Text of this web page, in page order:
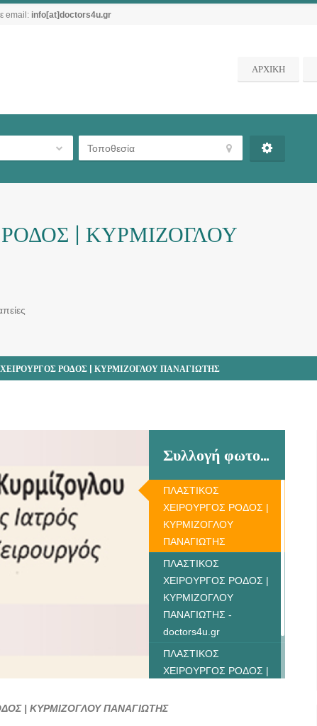
email: info[at]doctors4u.gr
ΑΡΧΙΚΗ
| ΚΥΡΜΙΖΟΓΛΟΥ
ΡΟΔΟΣ | ΚΥΡΜΙΖΟΓΛΟΥ ΠΑΝΑΓΙΩΤΗΣ
Συλλογή φωτογραφιών
ΠΛΑΣΤΙΚΟΣ
ΧΕΙΡΟΥΡΓΟΣ ΡΟΔΟΣ |
ΚΥΡΜΙΖΟΓΛΟΥ
ΠΑΝΑΓΙΩΤΗΣ
ΠΛΑΣΤΙΚΟΣ
ΧΕΙΡΟΥΡΓΟΣ ΡΟΔΟΣ |
ΚΥΡΜΙΖΟΓΛΟΥ
ΠΑΝΑΓΙΩΤΗΣ -
doctors4u.gr
ΠΛΑΣΤΙΚΟΣ
ΧΕΙΡΟΥΡΓΟΣ ΡΟΔΟΣ |
ΠΑΝΑΓΙΩΤΗΣ -
| ΚΥΡΜΙΖΟΓΛΟΥ ΠΑΝΑΓΙΩΤΗΣ